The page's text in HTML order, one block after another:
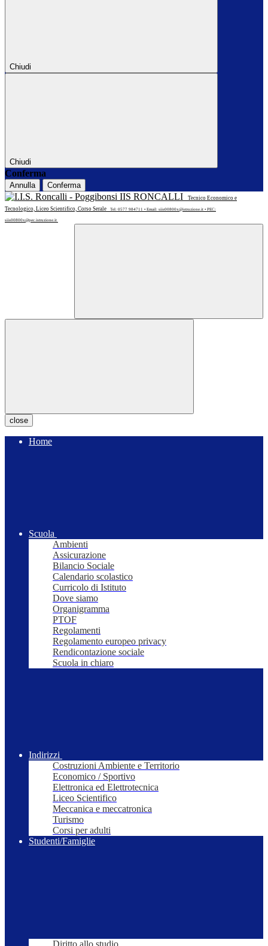
Chiudi
Chiudi
Conferma
Annulla Conferma
IIS RONCALLI
Tecnico Economico e
Tecnologico, Liceo Scientifico, Corso Serale
Tel: 0577 984711 • Email: siis00800x@istruzione.it • PEC:
siis00800x@pec.istruzione.it
close
Home
Scuola
Ambienti
Assicurazione
Bilancio Sociale
Calendario scolastico
Curricolo di Istituto
Dove siamo
Organigramma
PTOF
Regolamenti
Regolamento europeo privacy
Rendicontazione sociale
Scuola in chiaro
Indirizzi
Costruzioni Ambiente e Territorio
Economico / Sportivo
Elettronica ed Elettrotecnica
Liceo Scientifico
Meccanica e meccatronica
Turismo
Corsi per adulti
Studenti/Famiglie